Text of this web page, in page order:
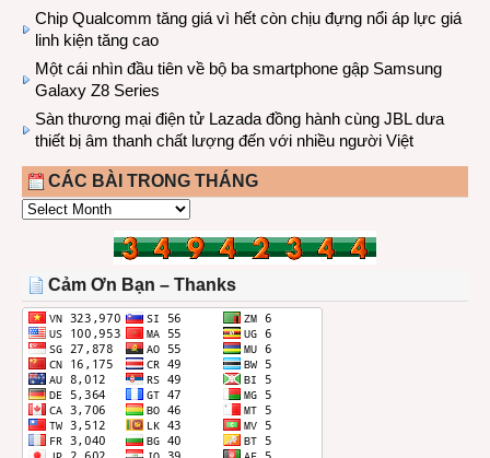
Chip Qualcomm tăng giá vì hết còn chịu đựng nổi áp lực giá
linh kiện tăng cao
Một cái nhìn đầu tiên về bộ ba smartphone gập Samsung
Galaxy Z8 Series
Sàn thương mại điện tử Lazada đồng hành cùng JBL dưa
thiết bị âm thanh chất lượng đến với nhiều người Việt
CÁC BÀI TRONG THÁNG
CÁC
THÁNG
Cảm Ơn Bạn – Thanks